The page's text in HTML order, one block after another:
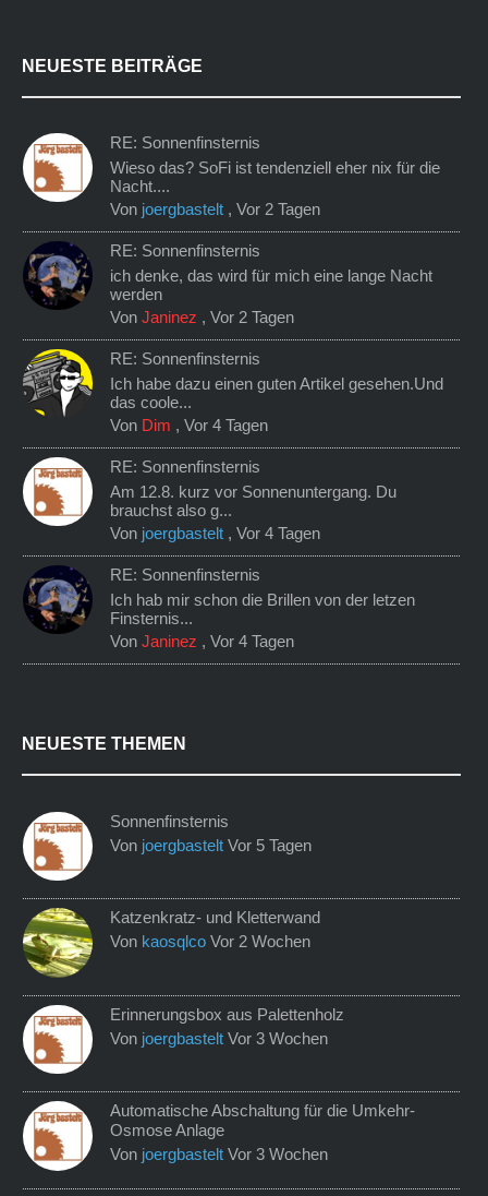
NEUESTE BEITRÄGE
RE: Sonnenfinsternis
Wieso das? SoFi ist tendenziell eher nix für die
Nacht....
Von joergbastelt ,Vor 2 Tagen
RE: Sonnenfinsternis
ich denke, das wird für mich eine lange Nacht
werden
VonJaninez ,Vor 2 Tagen
RE: Sonnenfinsternis
Ich habe dazu einen guten Artikel gesehen.Und
das coole...
Von Dim ,Vor 4 Tagen
RE: Sonnenfinsternis
Am 12.8. kurz vor Sonnenuntergang. Du
brauchst also g...
Von joergbastelt ,Vor 4 Tagen
RE: Sonnenfinsternis
Ich hab mir schon die Brillen von der letzen
Finsternis...
VonJaninez ,Vor 4 Tagen
NEUESTE THEMEN
Sonnenfinsternis
Von joergbastelt Vor 5 Tagen
Katzenkratz- und Kletterwand
Von kaosqlco Vor 2 Wochen
Erinnerungsbox aus Palettenholz
Von joergbastelt Vor 3 Wochen
Automatische Abschaltung für die Umkehr-
Osmose Anlage
Von joergbastelt Vor 3 Wochen